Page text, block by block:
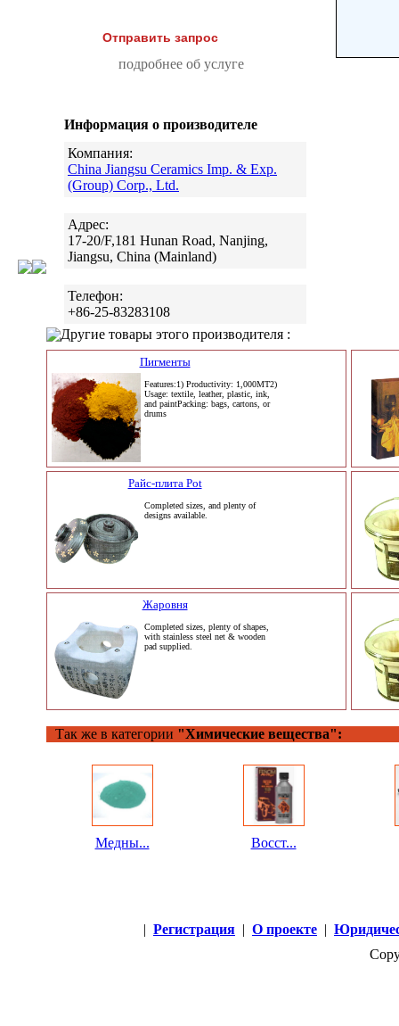
Отправить запрос
подробнее об услуге
Информация о производителе
Компания:
China Jiangsu Ceramics Imp. & Exp.
(Group) Corp., Ltd.
Адрес:
17-20/F,181 Hunan Road, Nanjing,
Jiangsu, China (Mainland)
Телефон:
+86-25-83283108
Другие товары этого производителя :
Пигменты
Features:1) Productivity: 1,000MT2)
Usage: textile, leather, plastic, ink,
and paintPacking: bags, cartons, or
drums
Райс-плита Pot
Completed sizes, and plenty of
designs available.
Жаровня
Completed sizes, plenty of shapes,
with stainless steel net & wooden
pad supplied.
Так же в категории "Химические вещества":
Медны... Восст...
| Регистрация | О проекте |